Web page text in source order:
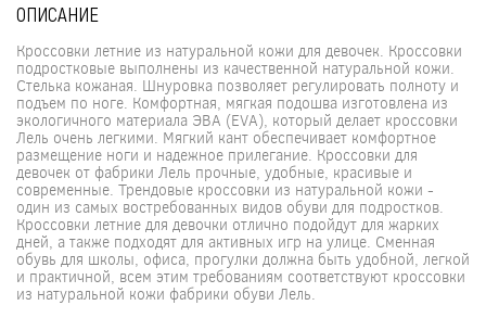
ОПИСАНИЕ
Кроссовки летние из натуральной кожи для девочек. Кроссовки
подростковые выполнены из качественной натуральной кожи.
Стелька кожаная. Шнуровка позволяет регулировать полноту и
подъем по ноге. Комфортная, мягкая подошва изготовлена из
экологичного материала ЭВА (EVA), который делает кроссовки
Лель очень легкими. Мягкий кант обеспечивает комфортное
размещение ноги и надежное прилегание. Кроссовки для
девочек от фабрики Лель прочные, удобные, красивые и
современные. Трендовые кроссовки из натуральной кожи -
один из самых востребованных видов обуви для подростков.
Кроссовки летние для девочки отлично подойдут для жарких
дней, а также подходят для активных игр на улице. Сменная
обувь для школы, офиса, прогулки должна быть удобной, легкой
и практичной, всем этим требованиям соответствуют кроссовки
из натуральной кожи фабрики обуви Лель.